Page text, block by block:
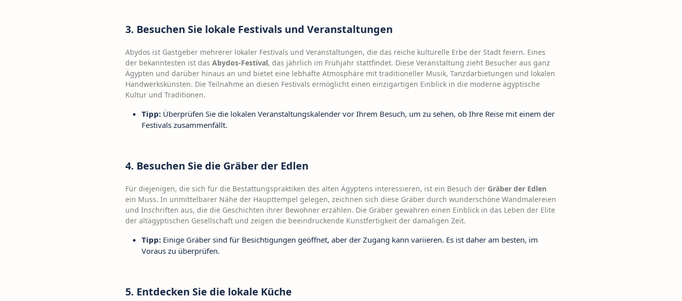
3. Besuchen Sie lokale Festivals und Veranstaltungen
Abydos ist Gastgeber mehrerer lokaler Festivals und Veranstaltungen, die das reiche kulturelle Erbe der Stadt feiern. Eines
der bekanntesten ist das Abydos-Festival, das jährlich im Frühjahr stattfindet. Diese Veranstaltung zieht Besucher aus ganz
Ägypten und darüber hinaus an und bietet eine lebhafte Atmosphäre mit traditioneller Musik, Tanzdarbietungen und lokalen
Handwerkskünsten. Die Teilnahme an diesen Festivals ermöglicht einen einzigartigen Einblick in die moderne ägyptische
Kultur und Traditionen.
Tipp: Überprüfen Sie die lokalen Veranstaltungskalender vor Ihrem Besuch, um zu sehen, ob Ihre Reise mit einem der
Festivals zusammenfällt.
4. Besuchen Sie die Gräber der Edlen
Für diejenigen, die sich für die Bestattungspraktiken des alten Ägyptens interessieren, ist ein Besuch der Gräber der Edlen
ein Muss. In unmittelbarer Nähe der Haupttempel gelegen, zeichnen sich diese Gräber durch wunderschöne Wandmalereien
und Inschriften aus, die die Geschichten ihrer Bewohner erzählen. Die Gräber gewähren einen Einblick in das Leben der Elite
der altägyptischen Gesellschaft und zeigen die beeindruckende Kunstfertigkeit der damaligen Zeit.
Tipp: Einige Gräber sind für Besichtigungen geöffnet, aber der Zugang kann variieren. Es ist daher am besten, im
Voraus zu überprüfen.
5. Entdecken Sie die lokale Küche